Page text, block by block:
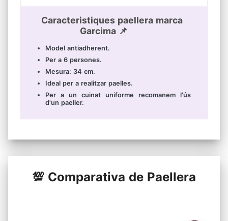
Caracteristiques paellera marca
Garcima 📌
Model antiadherent.
Per a 6 persones.
Mesura: 34 cm.
Ideal per a realitzar paelles.
Per a un cuinat uniforme recomanem l'ús
d'un paeller.
💯 Comparativa de Paellera